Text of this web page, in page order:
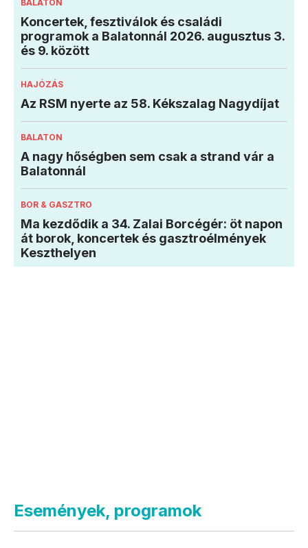
BALATON
Koncertek, fesztiválok és családi
programok a Balatonnál 2026. augusztus 3.
és 9. között
HAJÓZÁS
Az RSM nyerte az 58. Kékszalag Nagydíjat
BALATON
A nagy hőségben sem csak a strand vár a
Balatonnál
BOR & GASZTRO
Ma kezdődik a 34. Zalai Borcégér: öt napon
át borok, koncertek és gasztroélmények
Keszthelyen
Események, programok